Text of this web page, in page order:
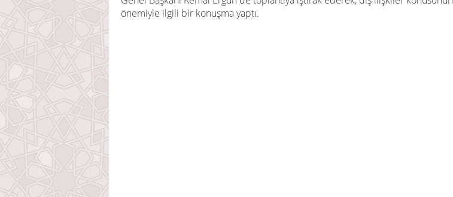
önemiyle ilgili bir konuşma yaptı.